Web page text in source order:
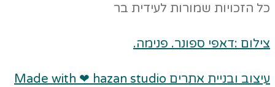
כל הזכויות שמורות לעידית בר
צילום :דאפי ספונר. פנימה.
עיצוב ובניית אתרים Made with ❤ hazan studio